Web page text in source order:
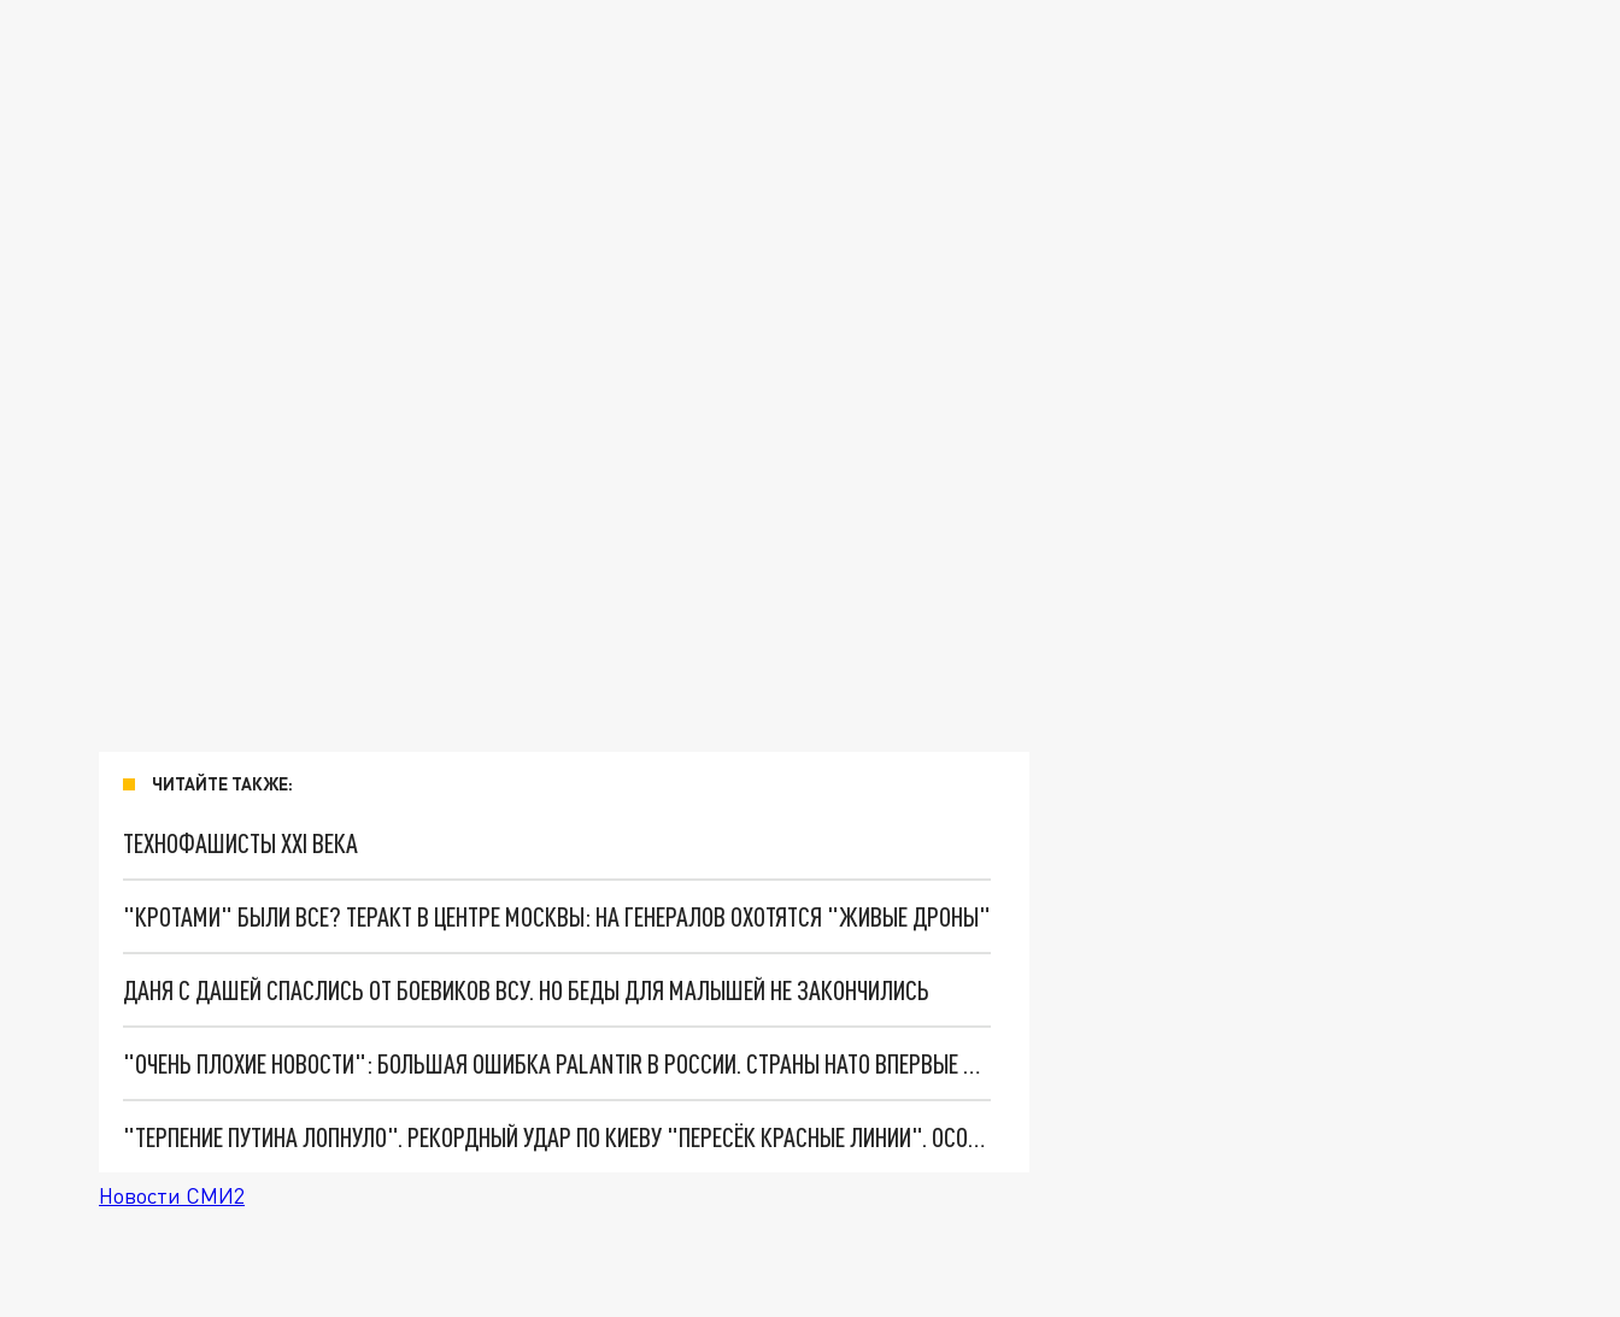
ЧИТАЙТЕ ТАКЖЕ:
ТЕХНОФАШИСТЫ XXI ВЕКА
"КРОТАМИ" БЫЛИ ВСЕ? ТЕРАКТ В ЦЕНТРЕ МОСКВЫ: НА ГЕНЕРАЛОВ ОХОТЯТСЯ "ЖИВЫЕ ДРОНЫ"
ДАНЯ С ДАШЕЙ СПАСЛИСЬ ОТ БОЕВИКОВ ВСУ. НО БЕДЫ ДЛЯ МАЛЫШЕЙ НЕ ЗАКОНЧИЛИСЬ
"ОЧЕНЬ ПЛОХИЕ НОВОСТИ": БОЛЬШАЯ ОШИБКА PALANTIR В РОССИИ. СТРАНЫ НАТО ВПЕРВЫЕ ЗА СВО ОСТАНОВИЛИ ПОСТАВКИ ОРУЖИЯ. ВСУ ТЕРЯЮТ ПРИГРАНИЧЬЕ?
"ТЕРПЕНИЕ ПУТИНА ЛОПНУЛО". РЕКОРДНЫЙ УДАР ПО КИЕВУ "ПЕРЕСЁК КРАСНЫЕ ЛИНИИ". ОСОБЫЕ СПЕЦЫ КНДР НА ЛБС? ТАЙНЫЕ ПЕРЕГОВОРЫ ЕВРОПЫ И МОСКВЫ
Новости СМИ2